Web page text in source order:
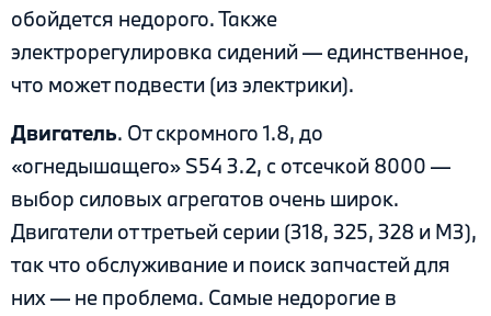
обойдется недорого. Также
электрорегулировка сидений — единственное,
что может подвести (из электрики).
Двигатель. От скромного 1.8, до
«огнедышащего» S54 3.2, с отсечкой 8000 —
выбор силовых агрегатов очень широк.
Двигатели от третьей серии (318, 325, 328 и М3),
так что обслуживание и поиск запчастей для
них — не проблема. Самые недорогие в